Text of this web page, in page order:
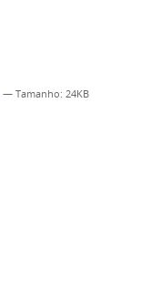
—Tamanho: 24KB